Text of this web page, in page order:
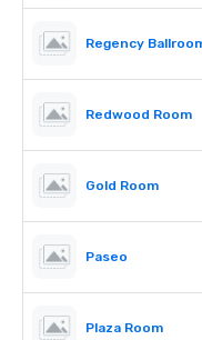
Redwood Room
Gold Room
Paseo
Plaza Room